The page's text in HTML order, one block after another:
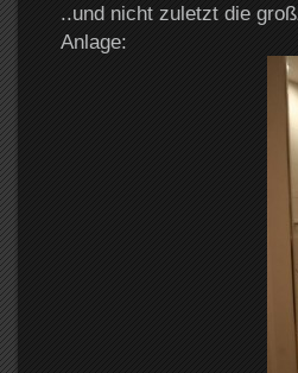
..und nicht zuletzt die
Anlage: